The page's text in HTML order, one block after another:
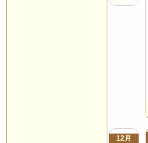
12月